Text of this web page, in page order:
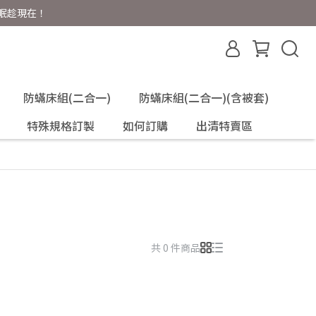
趁現在！
防蟎床組(二合一)
防蟎床組(二合一)(含被套)
特殊規格訂製
如何訂購 出清特賣區
共 0 件商品